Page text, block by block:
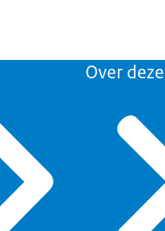
Over